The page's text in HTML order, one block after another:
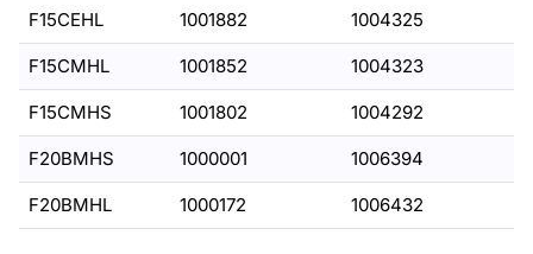
F15CEHL 1001882 1004325
F15CMHL 1001852 1004323
F15CMHS 1001802 1004292
F20BMHS 1000001 1006394
F20BMHL 1000172 1006432